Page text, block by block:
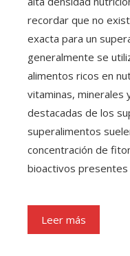
recordar que no
exacta para un
generalmente se
alimentos ricos en
vitaminas, minerales
destacadas de los
superalimentos
concentración de
bioactivos
Leer más